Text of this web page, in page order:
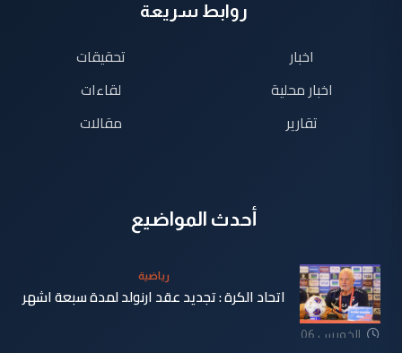
روابط سريعة
اخبار
اخبار محلية
تقارير
تحقيقات
لقاءات
مقالات
أحدث المواضيع
الخميس 06
رياضية
اتحاد الكرة : تجديد عقد ارنولد لمدة سبعة اشهر